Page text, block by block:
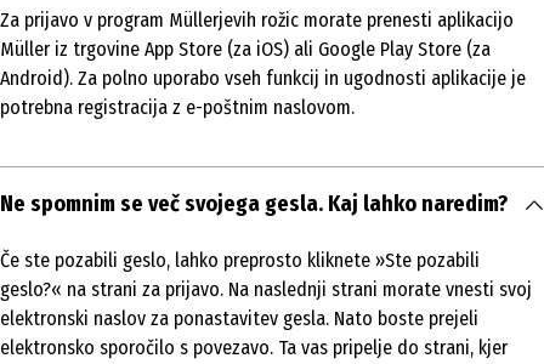
Za prijavo v program Müllerjevih rožic morate prenesti aplikacijo
Müller iz trgovine App Store (za iOS) ali Google Play Store (za
Android). Za polno uporabo vseh funkcij in ugodnosti aplikacije je
potrebna registracija z e-poštnim naslovom.
Ne spomnim se več svojega gesla. Kaj lahko naredim?
Če ste pozabili geslo, lahko preprosto kliknete »Ste pozabili
geslo?« na strani za prijavo. Na naslednji strani morate vnesti svoj
elektronski naslov za ponastavitev gesla. Nato boste prejeli
elektronsko sporočilo s povezavo. Ta vas pripelje do strani, kjer